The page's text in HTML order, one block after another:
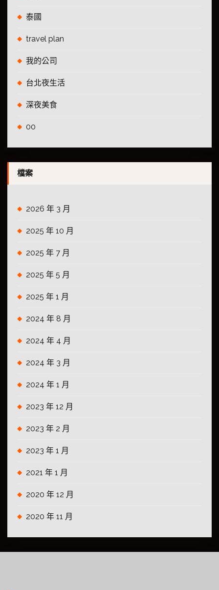
泰國
travel plan
我的公司
台北夜生活
深夜美食
00
檔案
2026 年 3 月
2025 年 10 月
2025 年 7 月
2025 年 5 月
2025 年 1 月
2024 年 8 月
2024 年 4 月
2024 年 3 月
2024 年 1 月
2023 年 12 月
2023 年 2 月
2023 年 1 月
2021 年 1 月
2020 年 12 月
2020 年 11 月